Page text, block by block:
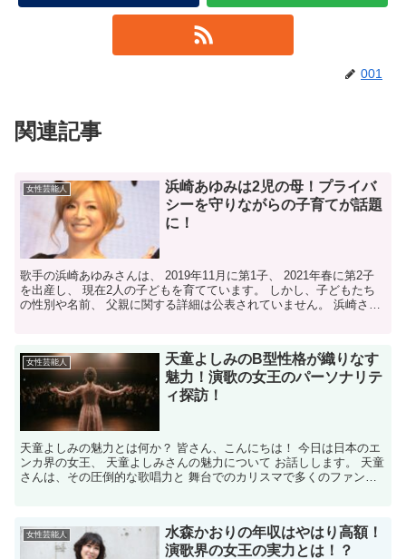
001
関連記事
女性芸能人
浜崎あゆみは2児の母！プライバ
シーを守りながらの子育てが話題
に！
歌手の浜崎あゆみさんは、 2019年11月に第1子、 2021年春に第2子
を出産し、 現在2人の子どもを育てています。 しかし、子どもたち
の性別や名前、 父親に関する詳細は公表されていません。 浜崎さん
女性芸能人
天童よしみのB型性格が織りなす
魅力！演歌の女王のパーソナリテ
ィ探訪！
天童よしみの魅力とは何か？ 皆さん、こんにちは！ 今日は日本のエ
ンカ界の女王、 天童よしみさんの魅力について お話しします。 天童
さんは、その圧倒的な歌唱力と 舞台でのカリスマで多くのファンを
女性芸能人
水森かおりの年収はやはり高額！
演歌界の女王の実力とは！？